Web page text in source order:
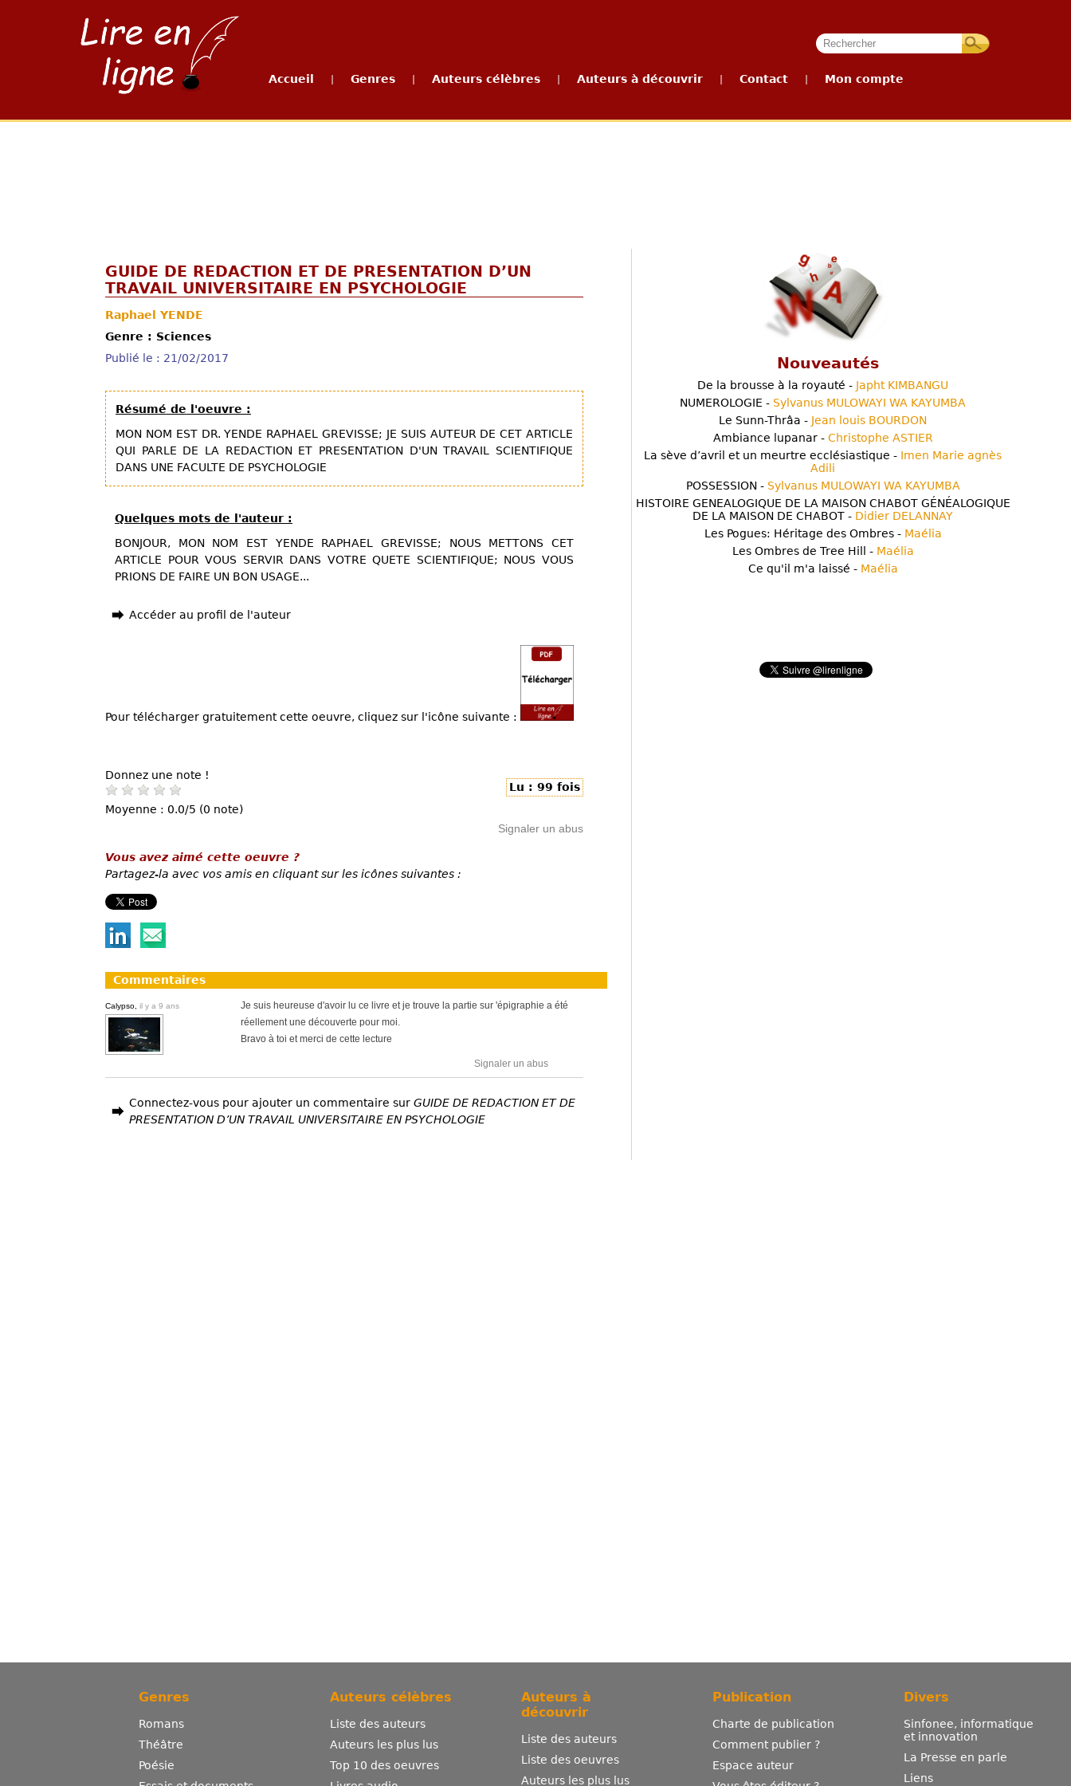
Accueil Genres Auteurs célèbres Auteurs à découvrir Contact Mon compte
GUIDE DE REDACTION ET DE PRESENTATION D’UN
TRAVAIL UNIVERSITAIRE EN PSYCHOLOGIE
Raphael YENDE
Genre : Sciences
Publié le : 21/02/2017
Résumé de l'oeuvre :
MON NOM EST DR. YENDE RAPHAEL GREVISSE; JE SUIS AUTEUR DE CET ARTICLE
QUI PARLE DE LA REDACTION ET PRESENTATION D'UN TRAVAIL SCIENTIFIQUE
DANS UNE FACULTE DE PSYCHOLOGIE
Quelques mots de l'auteur :
BONJOUR, MON NOM EST YENDE RAPHAEL GREVISSE; NOUS METTONS CET
ARTICLE POUR VOUS SERVIR DANS VOTRE QUETE SCIENTIFIQUE; NOUS VOUS
PRIONS DE FAIRE UN BON USAGE...
Accéder au profil de l'auteur
Pour télécharger gratuitement cette oeuvre, cliquez sur l'icône suivante :
Donnez une note !
Moyenne : 0.0/5 (0 note)
Lu : 99 fois
Signaler un abus
Vous avez aimé cette oeuvre ?
Partagez-la avec vos amis en cliquant sur les icônes suivantes :
Commentaires
Calypso, il y a 9 ans
Je suis heureuse d'avoir lu ce livre et je trouve la partie sur 'épigraphie a été
réellement une découverte pour moi.
Bravo à toi et merci de cette lecture
Signaler un abus
Connectez-vous pour ajouter un commentaire sur GUIDE DE REDACTION ET DE
PRESENTATION D’UN TRAVAIL UNIVERSITAIRE EN PSYCHOLOGIE
Nouveautés
De la brousse à la royauté - Japht KIMBANGU
NUMEROLOGIE - Sylvanus MULOWAYI WA KAYUMBA
Le Sunn-Thrâa - Jean louis BOURDON
Ambiance lupanar - Christophe ASTIER
La sève d’avril et un meurtre ecclésiastique - Imen Marie agnès
Adili
POSSESSION - Sylvanus MULOWAYI WA KAYUMBA
HISTOIRE GENEALOGIQUE DE LA MAISON CHABOT GÉNÉALOGIQUE
DE LA MAISON DE CHABOT - Didier DELANNAY
Les Pogues: Héritage des Ombres - Maélia
Les Ombres de Tree Hill - Maélia
Ce qu'il m'a laissé - Maélia
Genres
Romans
Théâtre
Poésie
Auteurs célèbres
Liste des auteurs
Auteurs les plus lus
Top 10 des oeuvres
Auteurs à
découvrir
Liste des auteurs
Liste des oeuvres
Auteurs les plus lus
Publication
Charte de publication
Comment publier ?
Espace auteur
Divers
Sinfonee, informatique
et innovation
La Presse en parle
Liens